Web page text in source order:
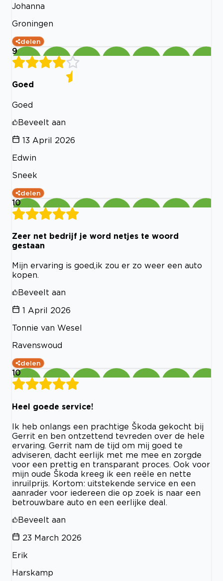
Johanna
Groningen
delen
9
Goed
Goed
Beveelt aan
13 April 2026
Edwin
Sneek
delen
10
Zeer net bedrijf je word netjes te woord
gestaan
Mijn ervaring is goed,ik zou er zo weer een auto
kopen.
Beveelt aan
1 April 2026
Tonnie van Wesel
Ravenswoud
delen
10
Heel goede service!
Ik heb onlangs een prachtige Škoda gekocht bij
Gerrit en ben ontzettend tevreden over de hele
ervaring. Gerrit nam de tijd om mij goed te
adviseren, dacht eerlijk met me mee en zorgde
voor een prettig en transparant proces. Ook voor
mijn oude Škoda kreeg ik een reële en nette
inruilprijs. Kortom: uitstekende service en een
aanrader voor iedereen die op zoek is naar een
betrouwbare auto en een eerlijke deal.
Beveelt aan
23 March 2026
Erik
Harskamp